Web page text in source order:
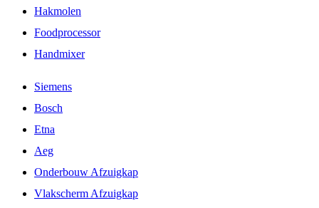
Hakmolen
Foodprocessor
Handmixer
Siemens
Bosch
Etna
Aeg
Onderbouw Afzuigkap
Vlakscherm Afzuigkap